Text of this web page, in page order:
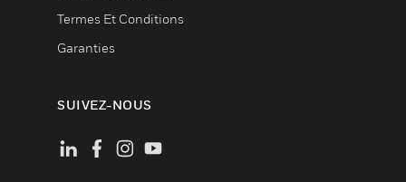
Termes Et Conditions
Garanties
SUIVEZ-NOUS